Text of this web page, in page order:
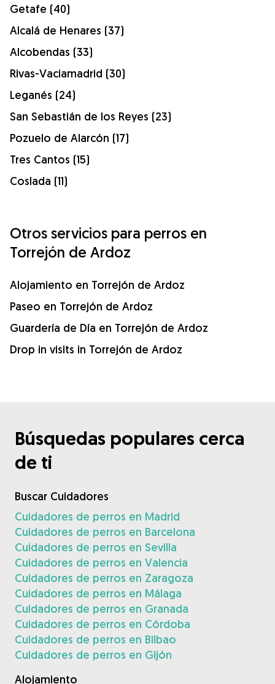
Getafe (40)
Alcalá de Henares (37)
Alcobendas (33)
Rivas-Vaciamadrid (30)
Leganés (24)
San Sebastián de los Reyes (23)
Pozuelo de Alarcón (17)
Tres Cantos (15)
Coslada (11)
Otros servicios para perros en
Torrejón de Ardoz
Alojamiento en Torrejón de Ardoz
Paseo en Torrejón de Ardoz
Guardería de Día en Torrejón de Ardoz
Drop in visits in Torrejón de Ardoz
Búsquedas populares cerca
de ti
Buscar Cuidadores
Cuidadores de perros en Madrid
Cuidadores de perros en Barcelona
Cuidadores de perros en Sevilla
Cuidadores de perros en Valencia
Cuidadores de perros en Zaragoza
Cuidadores de perros en Málaga
Cuidadores de perros en Granada
Cuidadores de perros en Córdoba
Cuidadores de perros en Bilbao
Cuidadores de perros en Gijón
Alojamiento